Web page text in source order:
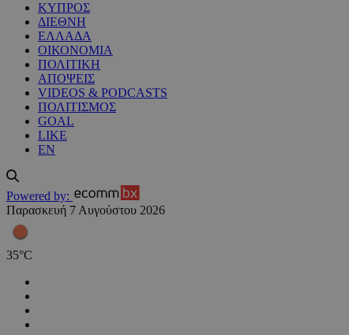
ΚΥΠΡΟΣ
ΔΙΕΘΝΗ
ΕΛΛΑΔΑ
ΟΙΚΟΝΟΜΙΑ
ΠΟΛΙΤΙΚΗ
ΑΠΟΨΕΙΣ
VIDEOS & PODCASTS
ΠΟΛΙΤΙΣΜΟΣ
GOAL
LIKE
EN
Powered by:
Παρασκευή 7 Αυγούστου 2026
35°C